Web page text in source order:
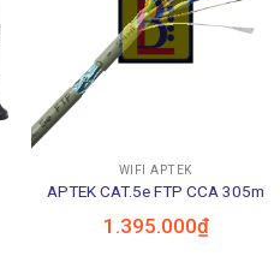
WIFI APTEK
APTEK CAT.5e FTP CCA 305m
1.395.000₫